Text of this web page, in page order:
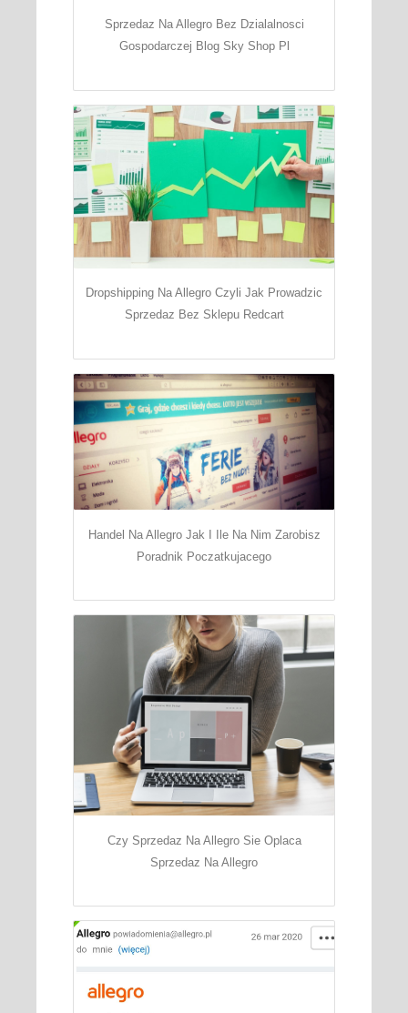
Sprzedaz Na Allegro Bez Dzialalnosci
Gospodarczej Blog Sky Shop Pl
Dropshipping Na Allegro Czyli Jak Prowadzic
Sprzedaz Bez Sklepu Redcart
Handel Na Allegro Jak I Ile Na Nim Zarobisz
Poradnik Poczatkujacego
Czy Sprzedaz Na Allegro Sie Oplaca
Sprzedaz Na Allegro